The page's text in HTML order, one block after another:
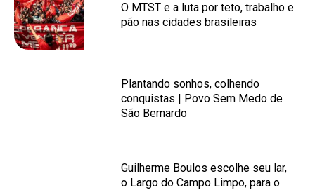
O MTST e a luta por teto, trabalho e
pão nas cidades brasileiras
Plantando sonhos, colhendo
conquistas | Povo Sem Medo de
São Bernardo
Guilherme Boulos escolhe seu lar,
o Largo do Campo Limpo, para o